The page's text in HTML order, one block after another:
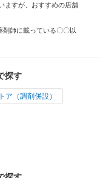
ますが、おすすめの店舗
剤師に載っている〇〇以
探す
ア（調剤併設）